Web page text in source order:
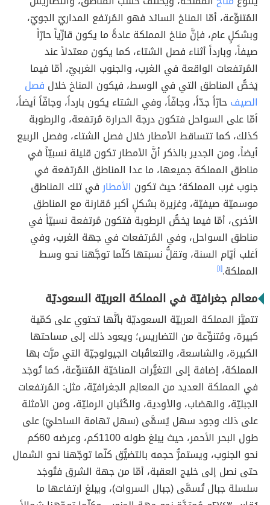
المُتنوِّعة، أمّا المناخ السائد فهو المُرتفع المداريّ الجويّ،
وبشكلٍ عام، فإنَّ مناخ المملكة عادةً ما يكون قارِّياً حارّاً
صيفاً، وبارداً أثناء فصل الشتاء، كما يكون معتدلاً عند
المُرتفعات الواقعة في الغرب، والجنوب الغربيّ، أمّا فيما
يَخصُّ المناطق التي في الوسط، فيكون المناخ خلال فصل
الصيفحارّاً جدّاً، وجافّاً، وفي الشتاء يكون بارداً، وجافّاً أيضاً،
أمّا على السواحل فتكون درجة الحرارة مُرتفعة، والرطوبة
كذلك، كما تتساقط الأمطار خلال فصل الشتاء، وفصل الربيع
أيضاً، ومن الجدير بالذكر أنَّ الأمطار تكون قليلة نسبيّاً في
مناطق المملكة جميعها، ما عدا المناطق المُرتفعة في
جنوب غرب المملكة؛ حيث تكون الأمطارفي تلك المناطق
موسميّة صيفيّة، وغزيرة بشكلٍ أكبر مُقارنة مع المناطق
الأخرى، أمّا فيما يَخصُّ الرطوبة فتكون مُرتفعة نسبيّاً في
مناطق السواحل، وفي المُرتفعات في جهة الغرب، وفي
أغلب أيّام السنة، وتقلُّ نسبتها كلّما توجَّهنا نحو وسط
المملكة.[١]
معالم جغرافيّة في المملكة العربيّة السعوديّة
تتميَّز المملكة العربيّة السعوديّة بأنَّها تحتوي على كمّية
كبيرة، ومُتنوِّعة من التضاريس؛ ويعود ذلك إلى مساحتها
الكبيرة، والشاسعة، والتعاقُبات الجيولوجيّة التي مرَّت بها
المملكة، إضافة إلى التغيُّرات المناخيّة المُتنوِّعة، كما تُوجَد
في المملكة العديد من المعالِم الجغرافيّة، مثل: المُرتفعات
الجبليّة، والهضاب، والأودية، والكُثبان الرمليّة، ومن الأمثلة
على ذلك وجود سهل يُسمَّى (سهل تهامة الساحليّ) على
طول البحر الأحمر، حيث يبلغ طوله 1100كم، وعرضه 60كم
نحو الجنوب، ويستمرُّ حجمه بالتضيُّق كلّما توجّهنا نحو الشمال
حتى نصل إلى خليج العقبة، أمّا من جهة الشرق فتُوجَد
سلسلة جبال تُسمَّى (جبال السروات)، ويبلغ ارتفاعها ما